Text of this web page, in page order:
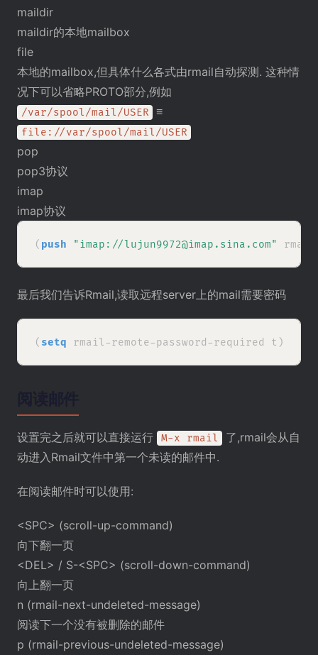
maildir
maildir的本地mailbox
file
本地的mailbox,但具体什么各式由rmail自动探测. 这种情
况下可以省略PROTO部分,例如
/var/spool/mail/USER ≡
file://var/spool/mail/USER
pop
pop3协议
imap
imap协议
( push "imap://lujun9972@imap.sina.com"
最后我们告诉Rmail,读取远程server上的mail需要密码
( setq
设置完之后就可以直接运行 M-x rmail
了,rmail会从自
动进入Rmail文件中第一个未读的邮件中.
在阅读邮件时可以使用:
<SPC> (scroll-up-command)
向下翻一页
<DEL> / S-<SPC> (scroll-down-command)
向上翻一页
n (rmail-next-undeleted-message)
阅读下一个没有被删除的邮件
p (rmail-previous-undeleted-message)